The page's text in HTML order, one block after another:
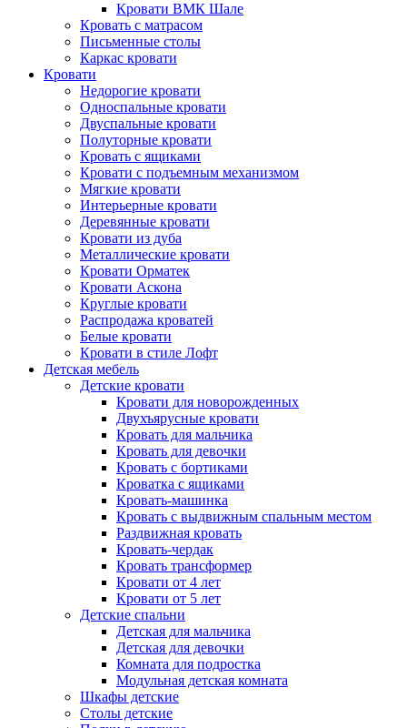
Кровати ВМК Шале
Кровать с матрасом
Письменные столы
Каркас кровати
Кровати
Недорогие кровати
Односпальные кровати
Двуспальные кровати
Полуторные кровати
Кровать с ящиками
Кровати с подъемным механизмом
Мягкие кровати
Интерьерные кровати
Деревянные кровати
Кровати из дуба
Металлические кровати
Кровати Орматек
Кровати Аскона
Круглые кровати
Распродажа кроватей
Белые кровати
Кровати в стиле Лофт
Детская мебель
Детские кровати
Кровати для новорожденных
Двухъярусные кровати
Кровать для мальчика
Кровать для девочки
Кровать с бортиками
Кроватка с ящиками
Кровать-машинка
Кровать с выдвижным спальным местом
Раздвижная кровать
Кровать-чердак
Кровать трансформер
Кровати от 4 лет
Кровати от 5 лет
Детские спальни
Детская для мальчика
Детская для девочки
Комната для подростка
Модульная детская комната
Шкафы детские
Столы детские